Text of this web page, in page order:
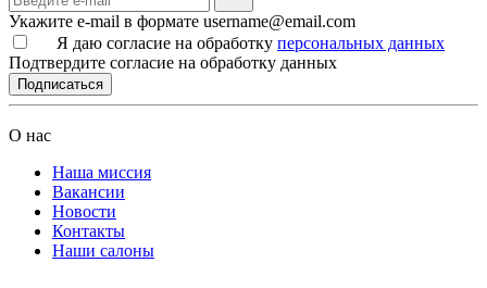
Укажите e-mail в формате username@email.com
Я даю согласие на обработку персональных данных
Подтвердите согласие на обработку данных
Подписаться
О нас
Наша миссия
Вакансии
Новости
Контакты
Наши салоны